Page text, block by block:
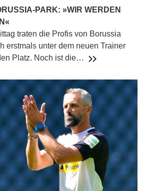
PARK: »WIR WERDEN
traten die Profis von Borussia
erstmals unter dem neuen Trainer
Platz. Noch ist die…